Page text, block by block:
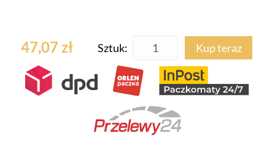
47,07 zł Sztuk: Kup teraz